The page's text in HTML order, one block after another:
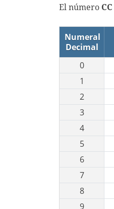
El número CC
Numeral
Decimal
0
1
2
3
4
5
6
7
8
9